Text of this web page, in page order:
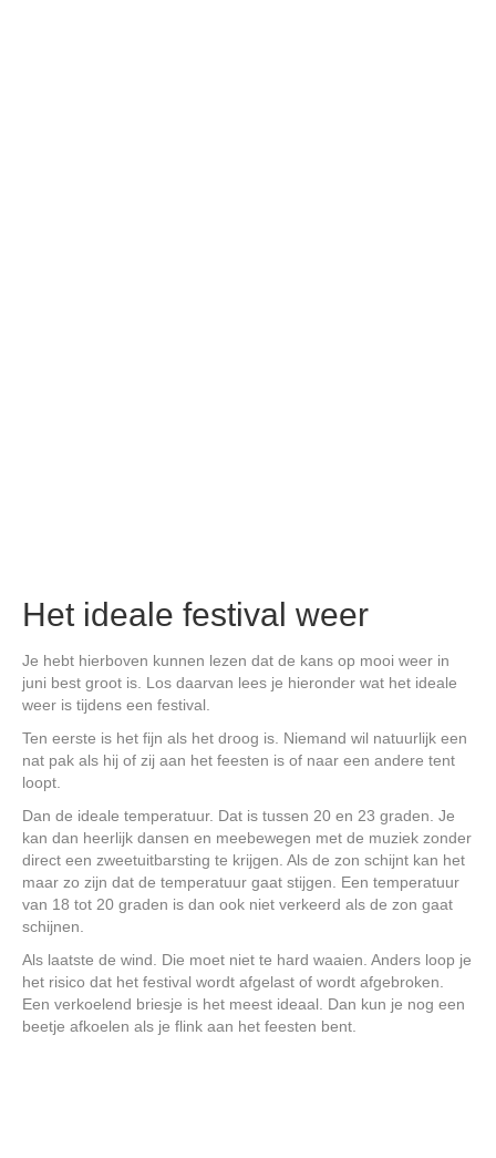
Het ideale festival weer
Je hebt hierboven kunnen lezen dat de kans op mooi weer in
juni best groot is. Los daarvan lees je hieronder wat het ideale
weer is tijdens een festival.
Ten eerste is het fijn als het droog is. Niemand wil natuurlijk een
nat pak als hij of zij aan het feesten is of naar een andere tent
loopt.
Dan de ideale temperatuur. Dat is tussen 20 en 23 graden. Je
kan dan heerlijk dansen en meebewegen met de muziek zonder
direct een zweetuitbarsting te krijgen. Als de zon schijnt kan het
maar zo zijn dat de temperatuur gaat stijgen. Een temperatuur
van 18 tot 20 graden is dan ook niet verkeerd als de zon gaat
schijnen.
Als laatste de wind. Die moet niet te hard waaien. Anders loop je
het risico dat het festival wordt afgelast of wordt afgebroken.
Een verkoelend briesje is het meest ideaal. Dan kun je nog een
beetje afkoelen als je flink aan het feesten bent.